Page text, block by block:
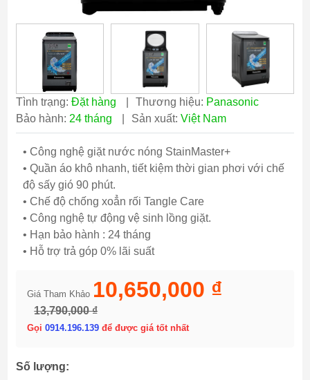
Tình trạng:Đặt hàng Thương hiệu: Panasonic
Bảo hành: 24 tháng Sản xuất:Việt Nam
• Công nghệ giặt nước nóng StainMaster+
• Quần áo khô nhanh, tiết kiệm thời gian phơi với chế
độ sấy gió 90 phút.
• Chế độ chống xoẳn rối Tangle Care
• Công nghệ tự động vệ sinh lồng giặt.
• Hạn bảo hành : 24 tháng
• Hỗ trợ trả góp 0% lãi suất
Giá Tham Khảo 10,650,000 ₫
13,790,000 ₫
Gọi0914.196.139để được giá tốt nhất
Số lượng: